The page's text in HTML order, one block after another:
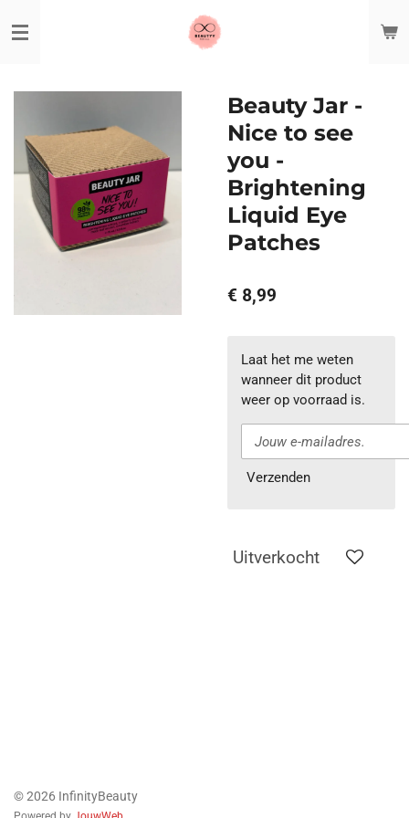
direct
Beauty Jar -
Nice to see
you -
Brightening
Liquid Eye
Patches
€ 8,99
Laat het me weten
wanneer dit product
weer op voorraad is.
Verzenden
Uitverkocht
© 2026 InfinityBeauty